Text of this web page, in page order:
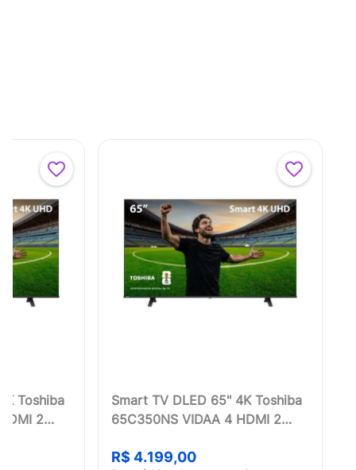
Toshiba
2
Smart TV DLED 65" 4K Toshiba
65C350NS VIDAA 4 HDMI 2
R$4.199,00